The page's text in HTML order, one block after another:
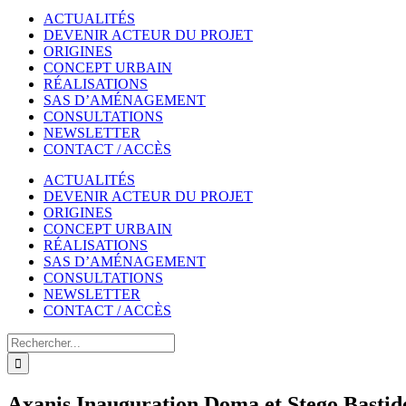
ACTUALITÉS
DEVENIR ACTEUR DU PROJET
ORIGINES
CONCEPT URBAIN
RÉALISATIONS
SAS D’AMÉNAGEMENT
CONSULTATIONS
NEWSLETTER
CONTACT / ACCÈS
ACTUALITÉS
DEVENIR ACTEUR DU PROJET
ORIGINES
CONCEPT URBAIN
RÉALISATIONS
SAS D’AMÉNAGEMENT
CONSULTATIONS
NEWSLETTER
CONTACT / ACCÈS
Rechercher